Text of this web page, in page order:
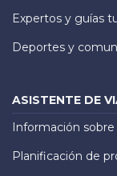
Expertos y guías
Deportes y
ASISTENTE DE
Información
Planificación de